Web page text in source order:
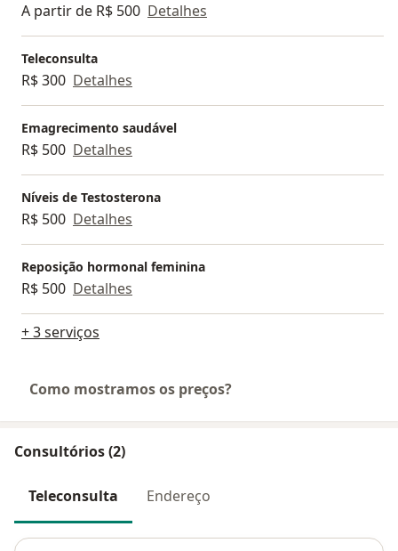
A partir de R$ 500 Detalhes
Teleconsulta
R$ 300 Detalhes
Emagrecimento saudável
R$ 500 Detalhes
Níveis de Testosterona
R$ 500 Detalhes
Reposição hormonal feminina
R$ 500 Detalhes
+ 3 serviços
Como mostramos os preços?
Consultórios (2)
Teleconsulta Endereço